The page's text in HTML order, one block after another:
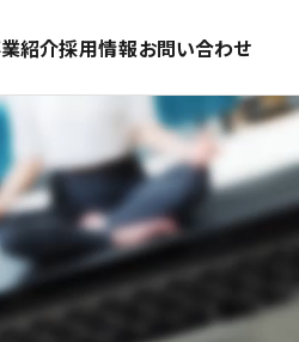
紹介採用情報お問い合わせ